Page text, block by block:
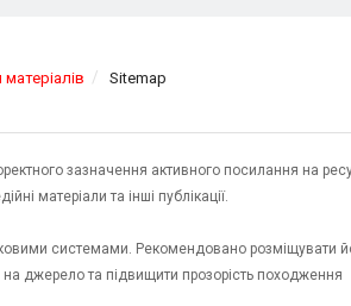
Sitemap
зазначення активного посилання на
матеріали та інші публікації.
системами. Рекомендовано розміщувати
джерело та підвищити прозорість походження